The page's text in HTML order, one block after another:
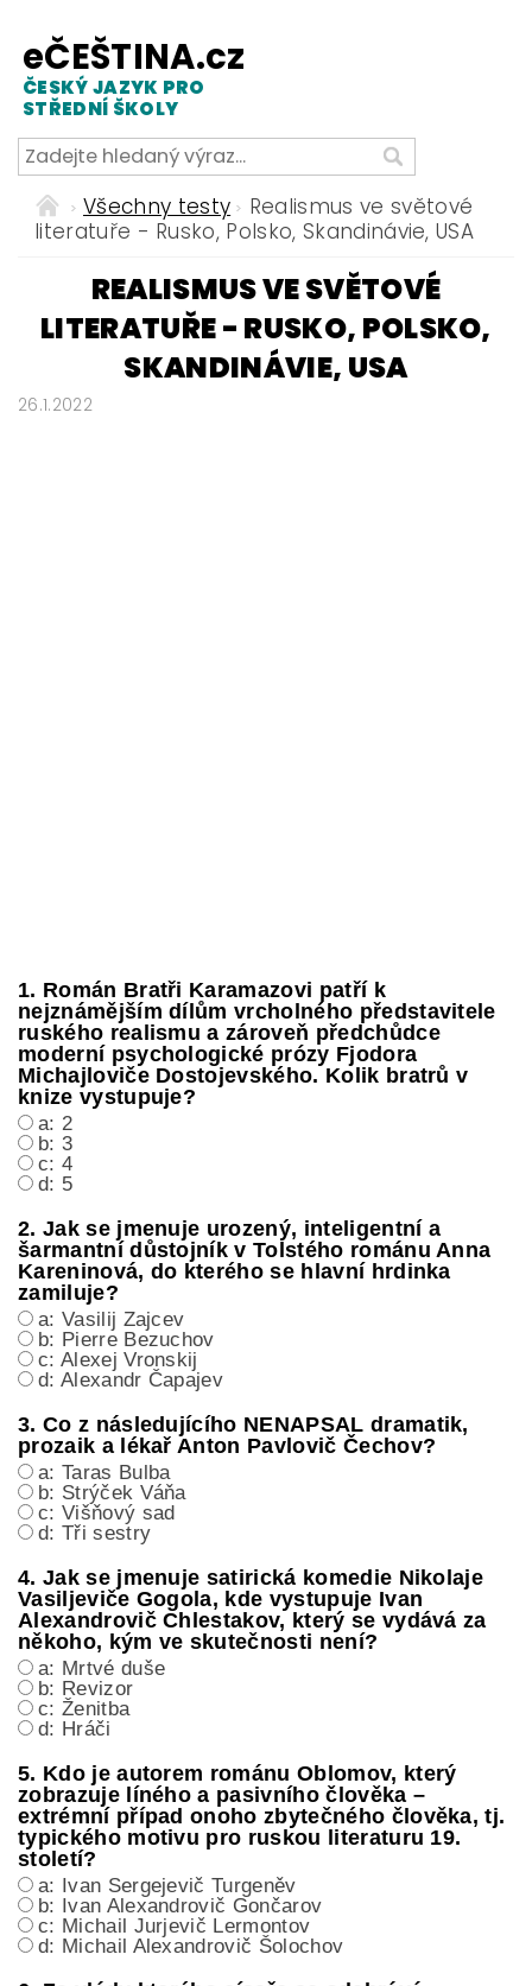
eČEŠTINA.cz
ČESKÝ JAZYK PRO
STŘEDNÍ ŠKOLY
Všechny testy
Realismus ve světové
literatuře - Rusko, Polsko, Skandinávie, USA
REALISMUS VE SVĚTOVÉ
LITERATUŘE - RUSKO, POLSKO,
SKANDINÁVIE, USA
26.1.2022
1. Román Bratři Karamazovi patří k
nejznámějším dílům vrcholného představitele
ruského realismu a zároveň předchůdce
moderní psychologické prózy Fjodora
Michajloviče Dostojevského. Kolik bratrů v
knize vystupuje?
a: 2
b: 3
c: 4
d: 5
2. Jak se jmenuje urozený, inteligentní a
šarmantní důstojník v Tolstého románu Anna
Kareninová, do kterého se hlavní hrdinka
zamiluje?
a: Vasilij Zajcev
b: Pierre Bezuchov
c: Alexej Vronskij
d: Alexandr Čapajev
3. Co z následujícího NENAPSAL dramatik,
prozaik a lékař Anton Pavlovič Čechov?
a: Taras Bulba
b: Strýček Váňa
c: Višňový sad
d: Tři sestry
4. Jak se jmenuje satirická komedie Nikolaje
Vasiljeviče Gogola, kde vystupuje Ivan
Alexandrovič Chlestakov, který se vydává za
někoho, kým ve skutečnosti není?
a: Mrtvé duše
b: Revizor
c: Ženitba
d: Hráči
5. Kdo je autorem románu Oblomov, který
zobrazuje líného a pasivního člověka –
extrémní případ onoho zbytečného člověka, tj.
typického motivu pro ruskou literaturu 19.
století?
a: Ivan Sergejevič Turgeněv
b: Ivan Alexandrovič Gončarov
c: Michail Jurjevič Lermontov
d: Michail Alexandrovič Šolochov